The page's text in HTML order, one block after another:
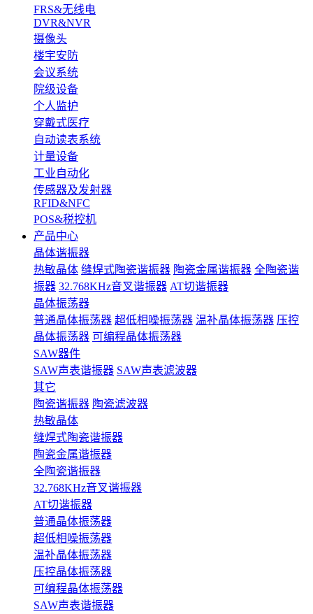
FRS&无线电
DVR&NVR
摄像头
楼宇安防
会议系统
院级设备
个人监护
穿戴式医疗
自动读表系统
计量设备
工业自动化
传感器及发射器
RFID&NFC
POS&税控机
产品中心
晶体谐振器
热敏晶体 缝焊式陶瓷谐振器 陶瓷金属谐振器 全陶瓷谐
振器 32.768KHz音叉谐振器 AT切谐振器
晶体振荡器
普通晶体振荡器 超低相噪振荡器 温补晶体振荡器 压控
晶体振荡器 可编程晶体振荡器
SAW器件
SAW声表谐振器 SAW声表滤波器
其它
陶瓷谐振器 陶瓷滤波器
热敏晶体
缝焊式陶瓷谐振器
陶瓷金属谐振器
全陶瓷谐振器
32.768KHz音叉谐振器
AT切谐振器
普通晶体振荡器
超低相噪振荡器
温补晶体振荡器
压控晶体振荡器
可编程晶体振荡器
SAW声表谐振器